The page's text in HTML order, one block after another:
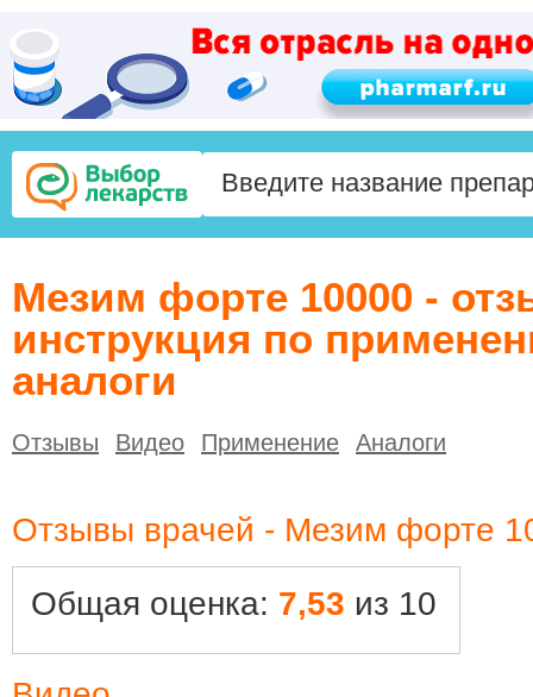
Мезим форте 10000 -
инструкция по
аналоги
Отзывы Видео Применение Аналоги
Отзывы врачей - Мезим форте
Общая оценка: 7,53 из 10